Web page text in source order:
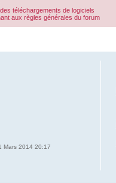
téléchargements de logiciels
aux règles générales du forum
Mars 2014 20:17